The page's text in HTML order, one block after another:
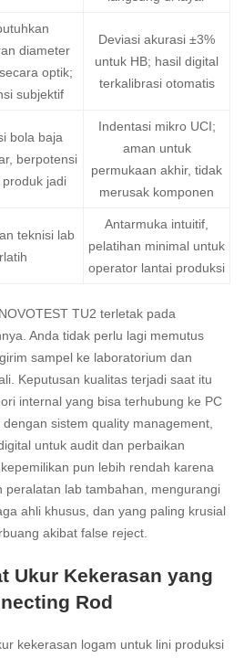
diameter
optik;
subjektif
Deviasi akurasi ±3%
untuk HB; hasil digital
terkalibrasi otomatis
bola baja
berpotensi
jadi
Indentasi mikro UCI;
aman untuk
permukaan akhir, tidak
merusak komponen
teknisi lab
Antarmuka intuitif,
pelatihan minimal untuk
operator lantai produksi
TU2 terletak pada
Anda tidak perlu lagi memutus
sampel ke laboratorium dan
Keputusan kualitas terjadi saat itu
internal yang bisa terhubung ke PC
sistem quality management,
untuk audit dan perbaikan
pun lebih rendah karena
peralatan lab tambahan, mengurangi
ahli khusus, dan yang paling krusial
akibat false reject.
Ukur Kekerasan yang
Rod
kekerasan logam untuk lini produksi